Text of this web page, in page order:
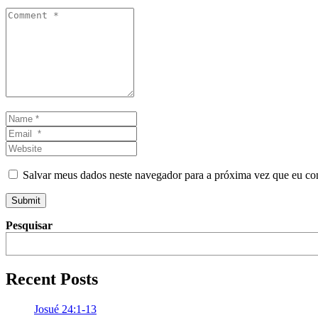
Comment
Name
*Email
*Website
Salvar meus dados neste navegador para a próxima vez que eu
Submit
Pesquisar
Recent Posts
Josué 24:1-13